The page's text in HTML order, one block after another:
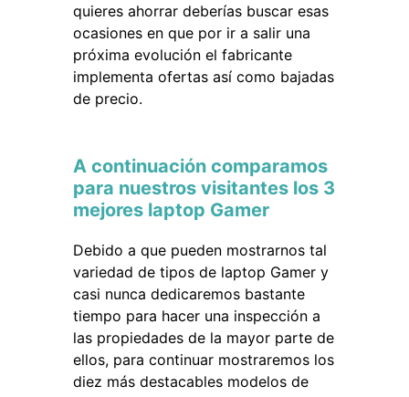
quieres ahorrar deberías buscar esas
ocasiones en que por ir a salir una
próxima evolución el fabricante
implementa ofertas así como bajadas
de precio.
A continuación comparamos
para nuestros visitantes los 3
mejores laptop Gamer
Debido a que pueden mostrarnos tal
variedad de tipos de laptop Gamer y
casi nunca dedicaremos bastante
tiempo para hacer una inspección a
las propiedades de la mayor parte de
ellos, para continuar mostraremos los
diez más destacables modelos de